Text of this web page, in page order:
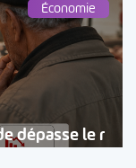
Économie
dépasse le r